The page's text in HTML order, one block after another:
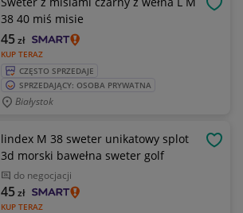
38 40 miś misie
KUP TERAZ
45zł
CZĘSTO SPRZEDAJE
SPRZEDAJĄCY: OSOBA PRYWATNA
Białystok
lindex M 38 sweter unikatowy splot
3d morski bawełna sweter golf
do negocjacji
KUP TERAZ
45zł